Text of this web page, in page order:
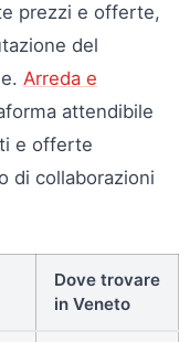
prezzi e offerte,
del
Arreda e
attendibile
e offerte
di collaborazioni
Dove trovare
in Veneto